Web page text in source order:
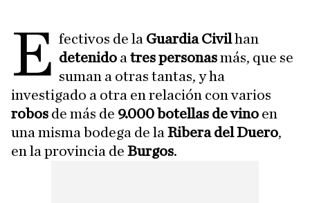
E fectivos de la Guardia Civilhan
detenido atres personasmás, que se
suman a otras tantas, y ha
investigado a otra en relación con varios
robos de más de 9.000 botellas de vino en
una misma bodega de la Ribera del Duero,
en la provincia de Burgos.